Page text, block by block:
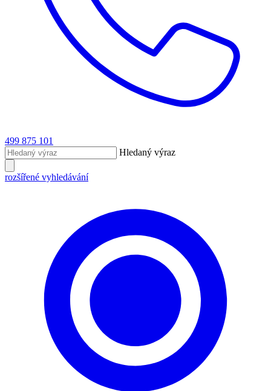
499 875 101
Hledaný výraz
rozšířené vyhledávání